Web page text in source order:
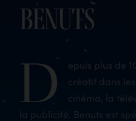
Benuts
D
epuis plus de
créatif dans
cinéma, la
la publicité. Benuts est